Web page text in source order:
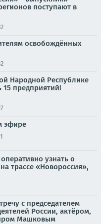
поступают в
освобождённых
Народной Республике
15 предприятий!
эфире
узнать о
трассе «Новороссия»,
с председателем
России, актёром,
Машковым